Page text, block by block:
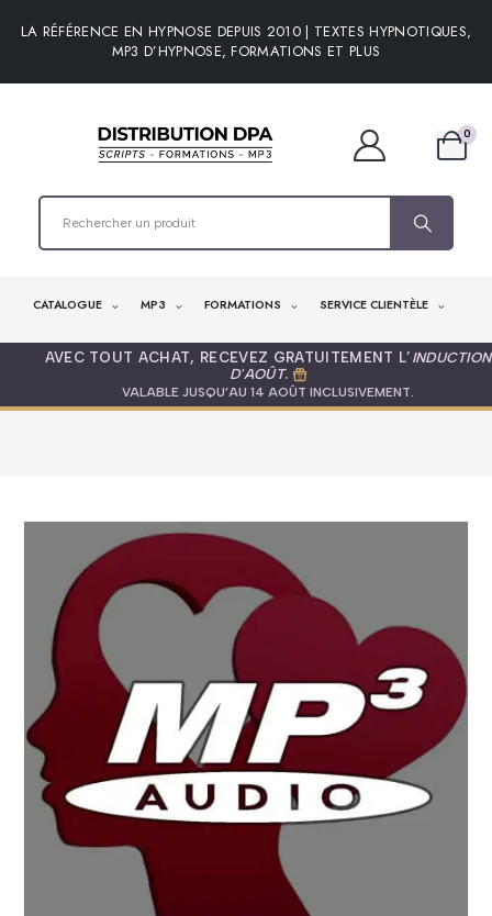
LA RÉFÉRENCE EN HYPNOSE DEPUIS 2010 | TEXTES HYPNOTIQUES,
MP3 D’HYPNOSE, FORMATIONS ET PLUS
0
CATALOGUE MP3 FORMATIONS SERVICE CLIENTÈLE
AVEC TOUT ACHAT, RECEVEZ GRATUITEMENT L’ INDUCTION
D'AOÛT.
VALABLE JUSQU’AU 14 AOÛT INCLUSIVEMENT.